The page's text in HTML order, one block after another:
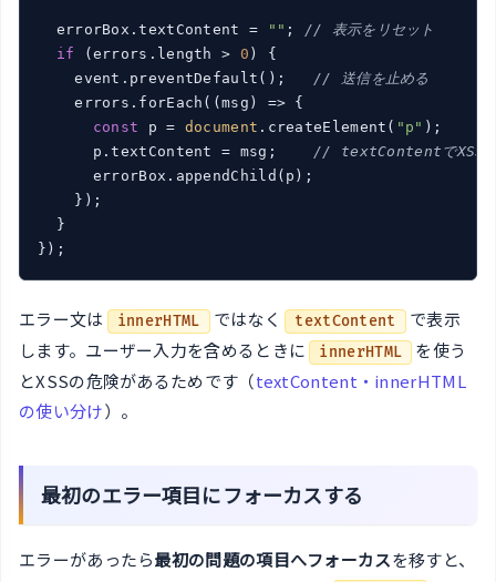
  errorBox.textContent =
"" ; // 表示をリセット
if (errors.length > 0 ) {
    event.preventDefault();
// 送信を止める
    errors.forEach(
(msg ) => {
const p = document .createElement( "p" );
      p.textContent = msg;
// textContentでXSSを
      errorBox.appendChild(p);
    });
  }
});
エラー文は innerHTML ではなく textContent
で表示
します。ユーザー入力を含めるときに innerHTML
を使う
とXSSの危険があるためです（textContent・innerHTML
の使い分け）。
最初のエラー項目にフォーカスする
エラーがあったら最初の問題の項目へフォーカスを移すと、